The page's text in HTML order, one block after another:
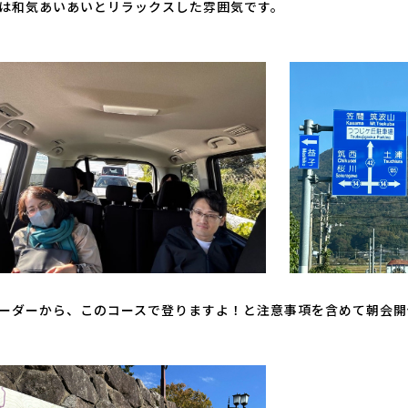
和気あいあいとリラックスした雰囲気です。
ダーから、このコースで登りますよ！と注意事項を含めて朝会